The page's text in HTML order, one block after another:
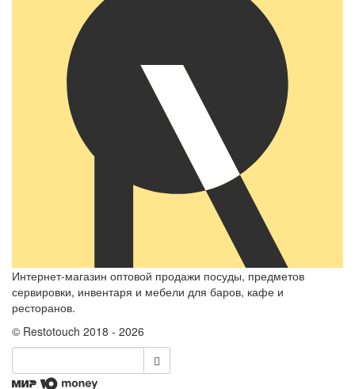
Интернет-магазин оптовой продажи посуды, предметов
сервировки, инвентаря и мебели для баров, кафе и
ресторанов.
© Restotouch 2018 - 2026